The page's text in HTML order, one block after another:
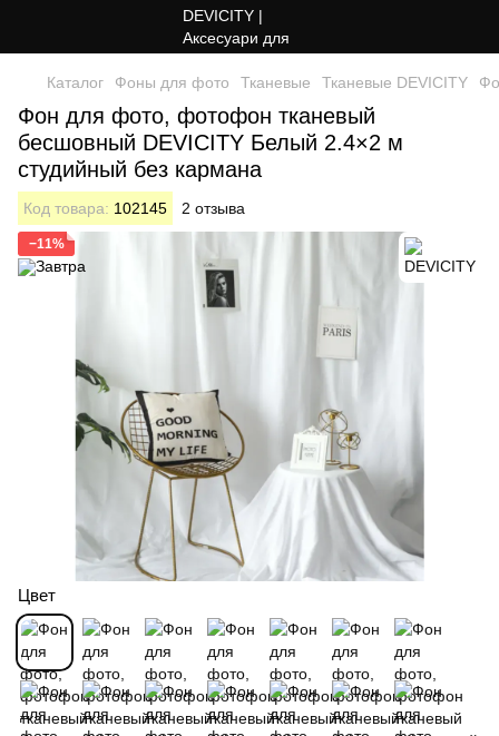
Каталог Фоны для фото Тканевые Тканевые DEVICITY
Фон для фото, фотофон тканевый
бесшовный DEVICITY Белый 2.4×2 м
студийный без кармана
Код товара: 102145 2 отзыва
−11%
Цвет